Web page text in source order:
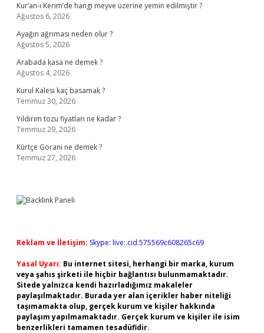
Kur’an-ı Kerim’de hangi meyve üzerine yemin edilmiştir ?
Ağustos 6, 2026
Ayağın ağrıması neden olur ?
Ağustos 5, 2026
Arabada kasa ne demek ?
Ağustos 4, 2026
Kurul Kalesi kaç basamak ?
Temmuz 30, 2026
Yıldırım tozu fiyatları ne kadar ?
Temmuz 29, 2026
Kürtçe Gorani ne demek ?
Temmuz 27, 2026
Reklam ve İletişim: Skype: live:.cid.575569c608265c69
Yasal Uyarı: Bu internet sitesi, herhangi bir marka, kurum
veya şahıs şirketi ile hiçbir bağlantısı bulunmamaktadır.
Sitede yalnızca kendi hazırladığımız makaleler
paylaşılmaktadır. Burada yer alan içerikler haber niteliği
taşımamakta olup, gerçek kurum ve kişiler hakkında
paylaşım yapılmamaktadır. Gerçek kurum ve kişiler ile isim
benzerlikleri tamamen tesadüfidir.